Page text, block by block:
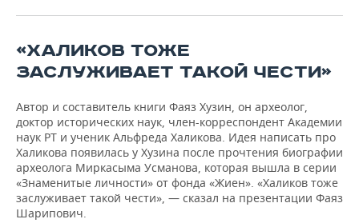
«ХАЛИКОВ ТОЖЕ
ЗАСЛУЖИВАЕТ ТАКОЙ ЧЕСТИ»
Автор и составитель книги Фаяз Хузин, он археолог,
доктор исторических наук, член-корреспондент Академии
наук РТ и ученик Альфреда Халикова. Идея написать про
Халикова появилась у Хузина после прочтения биографии
археолога Миркасыма Усманова, которая вышла в серии
«Знаменитые личности» от фонда «Жиен». «Халиков тоже
заслуживает такой чести», — сказал на презентации Фаяз
Шарипович.